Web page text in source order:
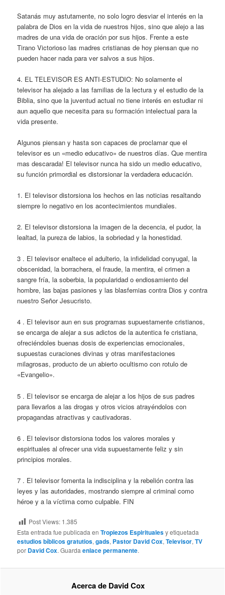
Satanás muy astutamente, no solo logro desviar el interés en la
palabra de Dios en la vida de nuestros hijos, sino que alejo a las
madres de una vida de oración por sus hijos. Frente a este
Tirano Victorioso las madres cristianas de hoy piensan que no
pueden hacer nada para ver salvos a sus hijos.
4. EL TELEVISOR ES ANTI-ESTUDIO: No solamente el
televisor ha alejado a las familias de la lectura y el estudio de la
Biblia, sino que la juventud actual no tiene interés en estudiar ni
aun aquello que necesita para su formación intelectual para la
vida presente.
Algunos piensan y hasta son capaces de proclamar que el
televisor es un «medio educativo» de nuestros días. Que mentira
mas descarada! El televisor nunca ha sido un medio educativo,
su función primordial es distorsionar la verdadera educación.
1. El televisor distorsiona los hechos en las noticias resaltando
siempre lo negativo en los acontecimientos mundiales.
2. El televisor distorsiona la imagen de la decencia, el pudor, la
lealtad, la pureza de labios, la sobriedad y la honestidad.
3 . El televisor enaltece el adulterio, la infidelidad conyugal, la
obscenidad, la borrachera, el fraude, la mentira, el crimen a
sangre fría, la soberbia, la popularidad o endiosamiento del
hombre, las bajas pasiones y las blasfemias contra Dios y contra
nuestro Señor Jesucristo.
4 . El televisor aun en sus programas supuestamente cristianos,
se encarga de alejar a sus adictos de la autentica fe cristiana,
ofreciéndoles buenas dosis de experiencias emocionales,
supuestas curaciones divinas y otras manifestaciones
milagrosas, producto de un abierto ocultismo con rotulo de
«Evangelio».
5 . El televisor se encarga de alejar a los hijos de sus padres
para llevarlos a las drogas y otros vicios atrayéndolos con
propagandas atractivas y cautivadoras.
6 . El televisor distorsiona todos los valores morales y
espirituales al ofrecer una vida supuestamente feliz y sin
principios morales.
7 . El televisor fomenta la indisciplina y la rebelión contra las
leyes y las autoridades, mostrando siempre al criminal como
héroe y a la víctima como culpable. FIN
Post Views: 1.385
Esta entrada fue publicada enTropiezos Espiritualesy etiquetada
estudios bíblicos gratutios,gads, Pastor David Cox,Televisor,TV
por David Cox. Guardaenlace permanente.
Acerca de David Cox